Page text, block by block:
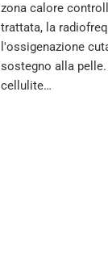
zona calore
trattata, la
l'ossigenazione
sostegno alla
cellulite…